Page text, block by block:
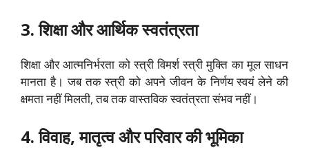
3. शिक्षा और आर्थिक स्वतंत्रता
शिक्षा और आत्मनिर्भरता को स्त्री विमर्श स्त्री मुक्ति का मूल साधन
मानता है। जब तक स्त्री को अपने जीवन के निर्णय स्वयं लेने की
क्षमता नहीं मिलती, तब तक वास्तविक स्वतंत्रता संभव नहीं।
4. विवाह, मातृत्व और परिवार की भूमिका